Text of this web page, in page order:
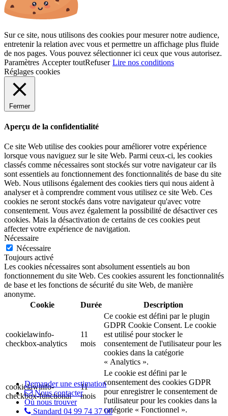
Sur ce site, nous utilisons des cookies pour mesurer notre audience,
entretenir la relation avec vous et permettre un affichage plus fluide
de nos pages. Vous pouvez sélectionner ici ceux que vous autorisez.
Paramètres Accepter toutRefuser Lire nos conditions
Réglages cookies
Fermer
Aperçu de la confidentialité
Ce site Web utilise des cookies pour améliorer votre expérience
lorsque vous naviguez sur le site Web. Parmi ceux-ci, les cookies
classés comme nécessaires sont stockés sur votre navigateur car ils
sont essentiels au fonctionnement des fonctionnalités de base du site
Web. Nous utilisons également des cookies tiers qui nous aident à
analyser et à comprendre comment vous utilisez ce site Web. Ces
cookies ne seront stockés dans votre navigateur qu'avec votre
consentement. Vous avez également la possibilité de désactiver ces
cookies. Mais la désactivation de certains de ces cookies peut
affecter votre expérience de navigation.
Nécessaire
Nécessaire
Toujours activé
Les cookies nécessaires sont absolument essentiels au bon
fonctionnement du site Web. Ces cookies assurent les fonctionnalités
de base et les fonctions de sécurité du site Web, de manière
anonyme.
Cookie
Durée Description
cookielawinfo-
checkbox-analytics
11
mois
Ce cookie est défini par le plugin
GDPR Cookie Consent. Le cookie
est utilisé pour stocker le
consentement de l'utilisateur pour les
cookies dans la catégorie
« Analytics ».
cookielawinfo-
checkbox-functional
11
mois
Le cookie est défini par le
consentement des cookies GDPR
pour enregistrer le consentement de
l'utilisateur pour les cookies dans la
catégorie « Fonctionnel ».
Demander une estimation
Nous contacter
Où nous trouver
Standard 04 99 74 37 00